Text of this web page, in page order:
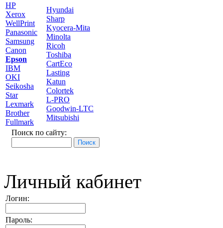
HP
Xerox
WellPrint
Panasonic
Samsung
Canon
Epson
IBM
OKI
Seikosha
Star
Lexmark
Brother
Fullmark
Hyundai
Sharp
Kyocera-Mita
Minolta
Ricoh
Toshiba
CartEco
Lasting
Katun
Colortek
L-PRO
Goodwin-LTC
Mitsubishi
Поиск по сайту:
Личный кабинет
Логин:
Пароль: